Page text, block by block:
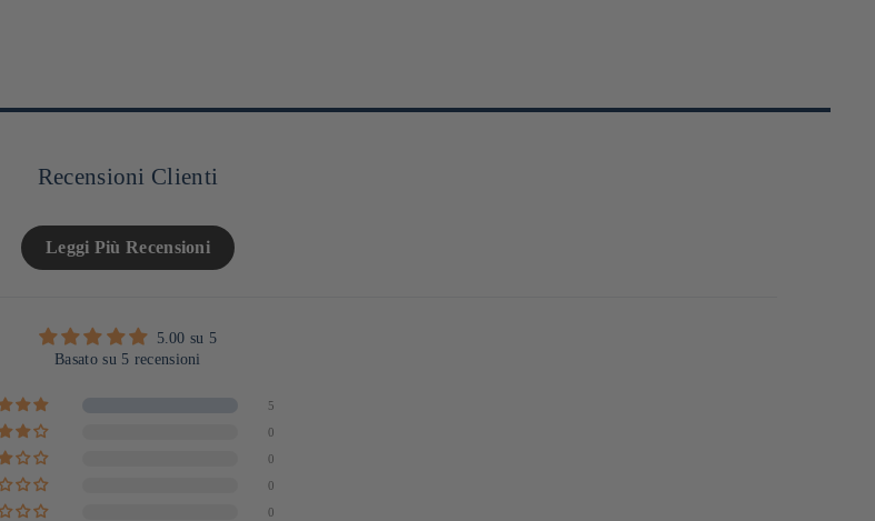
Recensioni Clienti
Leggi Più Recensioni
5.00 su 5
Basato su 5 recensioni
5
0
0
0
0